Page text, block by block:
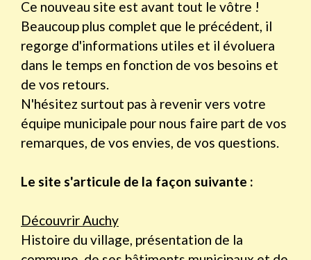
Ce nouveau site est avant tout le vôtre !
Beaucoup plus complet que le précédent, il
regorge d'informations utiles et il évoluera
dans le temps en fonction de vos besoins et
de vos retours.
N'hésitez surtout pas à revenir vers votre
équipe municipale pour nous faire part de vos
remarques, de vos envies, de vos questions.
Le site s'articule de la façon suivante :
Découvrir Auchy
Histoire du village, présentation de la